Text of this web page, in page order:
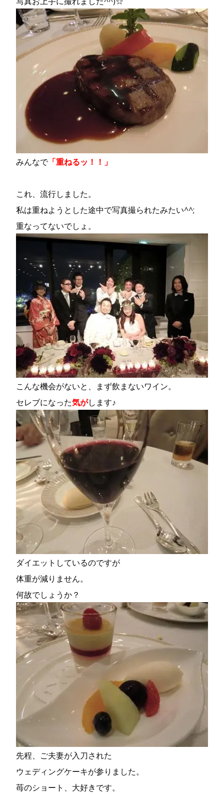
みんなで「重ねるッ！！」
これ、流行しました。
私は重ねようとした途中で写真撮られたみたい^^;
重なってないでしょ。
こんな機会がないと、まず飲まないワイン。
セレブになった気がします♪
ダイエットしているのですが
体重が減りません。
何故でしょうか？
先程、ご夫妻が入刀された
ウェディングケーキが参りました。
苺のショート、大好きです。